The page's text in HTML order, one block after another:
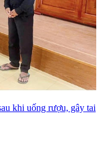
khi uống rượu, gây tai